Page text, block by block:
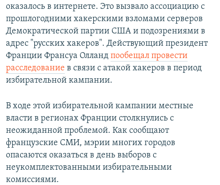
оказалось в интернете. Это вызвало ассоциацию с
прошлогодними хакерскими взломами серверов
Демократической партии США и подозрениями в
адрес "русских хакеров". Действующий президент
Франции Франсуа Олланд пообещал провести
расследование в связи с атакой хакеров в период
избирательной кампании.
В ходе этой избирательной кампании местные
власти в регионах Франции столкнулись с
неожиданной проблемой. Как сообщают
французские СМИ, мэрии многих городов
опасаются оказаться в день выборов с
неукомплектованными избирательными
комиссиями.